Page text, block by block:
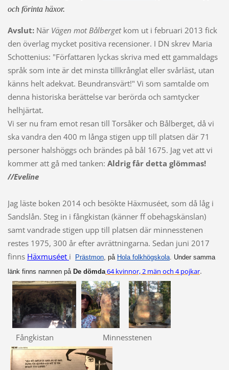
och förinta häxor.
Avslut:När Vägen mot Bålbergetkom ut i februari 2013 fick
den överlag mycket positiva recensioner. I DN skrev Maria
Schottenius: "Författaren lyckas skriva med ett gammaldags
språk som inte är det minsta tillkrånglat eller svårläst, utan
känns helt adekvat. Beundransvärt!" Vi som samtalde om
denna historiska berättelse var berörda och samtycker
helhjärtat.
Vi ser nu fram emot resan till Torsåker och Bålberget, då vi
ska vandra den 400 m långa stigen upp till platsen där 71
personer halshöggs och brändes på bål 1675. Jag vet att vi
kommer att gå med tanken: Aldrig får detta glömmas!
//Eveline
Jag läste boken 2014 och besökte Häxmuséet, som då låg i
Sandslån. Steg in i fångkistan (känner ff obehagskänslan)
samt vandrade stigen upp till platsen där minnesstenen
restes 1975, 300 år efter avrättningarna. Sedan juni 2017
finns Häxmuséet i Prästmon, på Hola folkhögskola. Under samma
länk finns namnen på De dömda64 kvinnor, 2 män och 4 pojkar.
Fångkistan Minnesstenen